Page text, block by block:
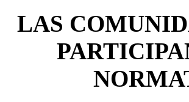
LAS